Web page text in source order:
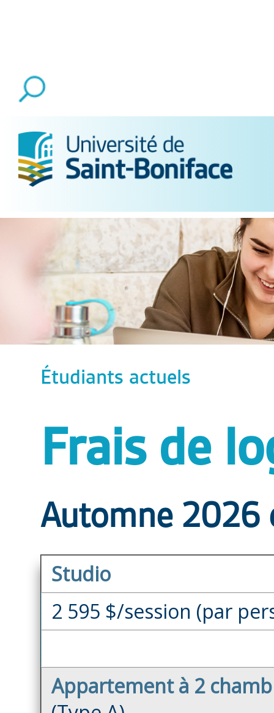
Étudiants actuels
Frais de
Automne 2026
Studio
2 595 $/session (par
Appartement à 2